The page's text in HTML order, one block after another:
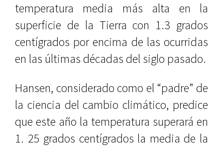
temperatura media más alta en la
superficie de la Tierra con 1.3 grados
centígrados por encima de las ocurridas
en las últimas décadas del siglo pasado.
Hansen, considerado como el “padre” de
la ciencia del cambio climático, predice
que este año la temperatura superará en
1. 25 grados centígrados la media de la